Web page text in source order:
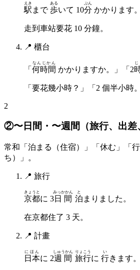
駅
えき
まで歩
ある
いて 10分
ぷん
かかります。
走到車站要花 10 分鐘。
📍 櫃台
「 何時間
なんじかん
かかりますか。」「2
じ
「要花幾小時？」「2 個半小時。
2
②〜日間・〜週間（旅行、出差
常和「泊まる（住宿）」「休む」「
ち）」。
📍 旅行
京都
きょうと
に 3日間
みっかかん
泊
と
まりました。
在京都住了 3 天。
📍 計畫
日本
にほん
に 2週間
しゅうかん
旅行
りょこう
に 行
い
きます。